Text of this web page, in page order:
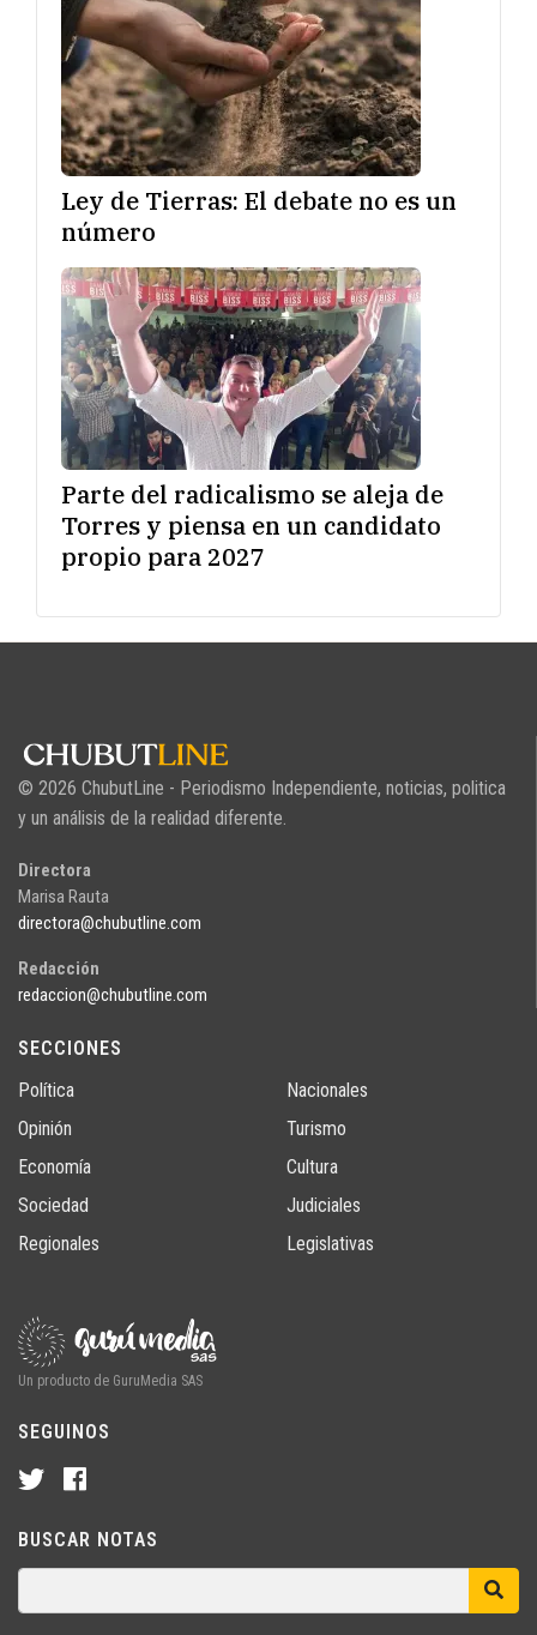
Ley de Tierras: El debate no es un
número
Parte del radicalismo se aleja de
Torres y piensa en un candidato
propio para 2027
© 2026 ChubutLine - Periodismo Independiente, noticias, politica
y un análisis de la realidad diferente.
Directora
Marisa Rauta
directora@chubutline.com
Redacción
redaccion@chubutline.com
SECCIONES
Política
Opinión
Economía
Sociedad
Regionales
Nacionales
Turismo
Cultura
Judiciales
Legislativas
Un producto de GuruMedia SAS
SEGUINOS
BUSCAR NOTAS